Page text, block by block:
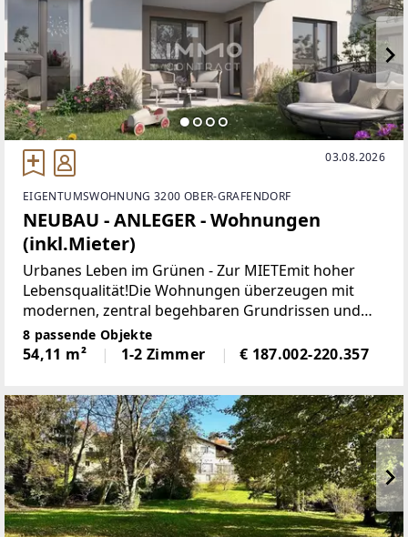
03.08.2026
EIGENTUMSWOHNUNG 3200 OBER-GRAFENDORF
NEUBAU - ANLEGER - Wohnungen
(inkl.Mieter)
Urbanes Leben im Grünen - Zur MIETEmit hoher
Lebensqualität!Die Wohnungen überzeugen mit
modernen, zentral begehbaren Grundrissen und
hochwertiger Ausstattung. Jede der Wohnungen
verfügt über einen Außenbereich. Durch die
8 passende Objekte
54,11 m² 1-2 Zimmer € 187.002-220.357